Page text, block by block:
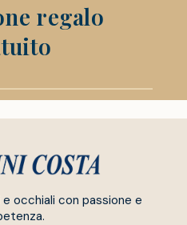
regalo
e occhiali con passione e